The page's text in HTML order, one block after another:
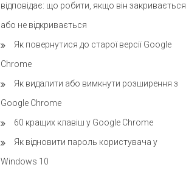
відповідає: що робити, якщо він закривається
або не відкривається
Як повернутися до старої версії Google
Chrome
Як видалити або вимкнути розширення з
Google Chrome
60 кращих клавіш у Google Chrome
Як відновити пароль користувача у
Windows 10